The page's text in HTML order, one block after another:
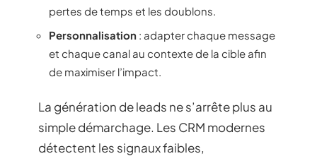
pertes de temps et les doublons.
Personnalisation : adapter chaque message
et chaque canal au contexte de la cible afin
de maximiser l’impact.
La génération de leads ne s’arrête plus au
simple démarchage. Les CRM modernes
détectent les signaux faibles,